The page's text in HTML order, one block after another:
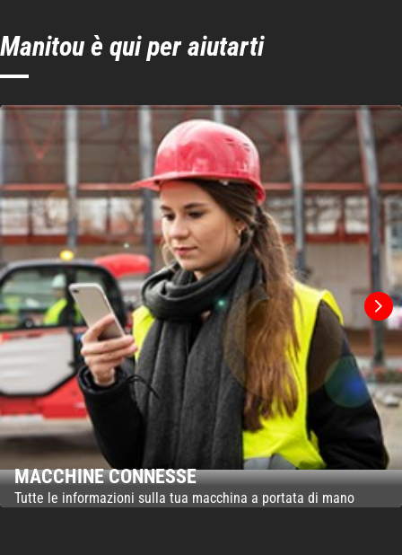
Manitou è qui per aiutarti
MACCHINE CONNESSE
Tutte le informazioni sulla tua macchina a portata di mano